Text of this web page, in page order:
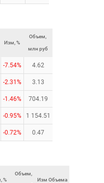
Изм, %
Объем,
млн руб
-7.54% 4.62
-2.31% 3.13
-1.46% 704.19
-0.95% 1 154.51
-0.72% 0.47
%
Объем,
Изм Объема